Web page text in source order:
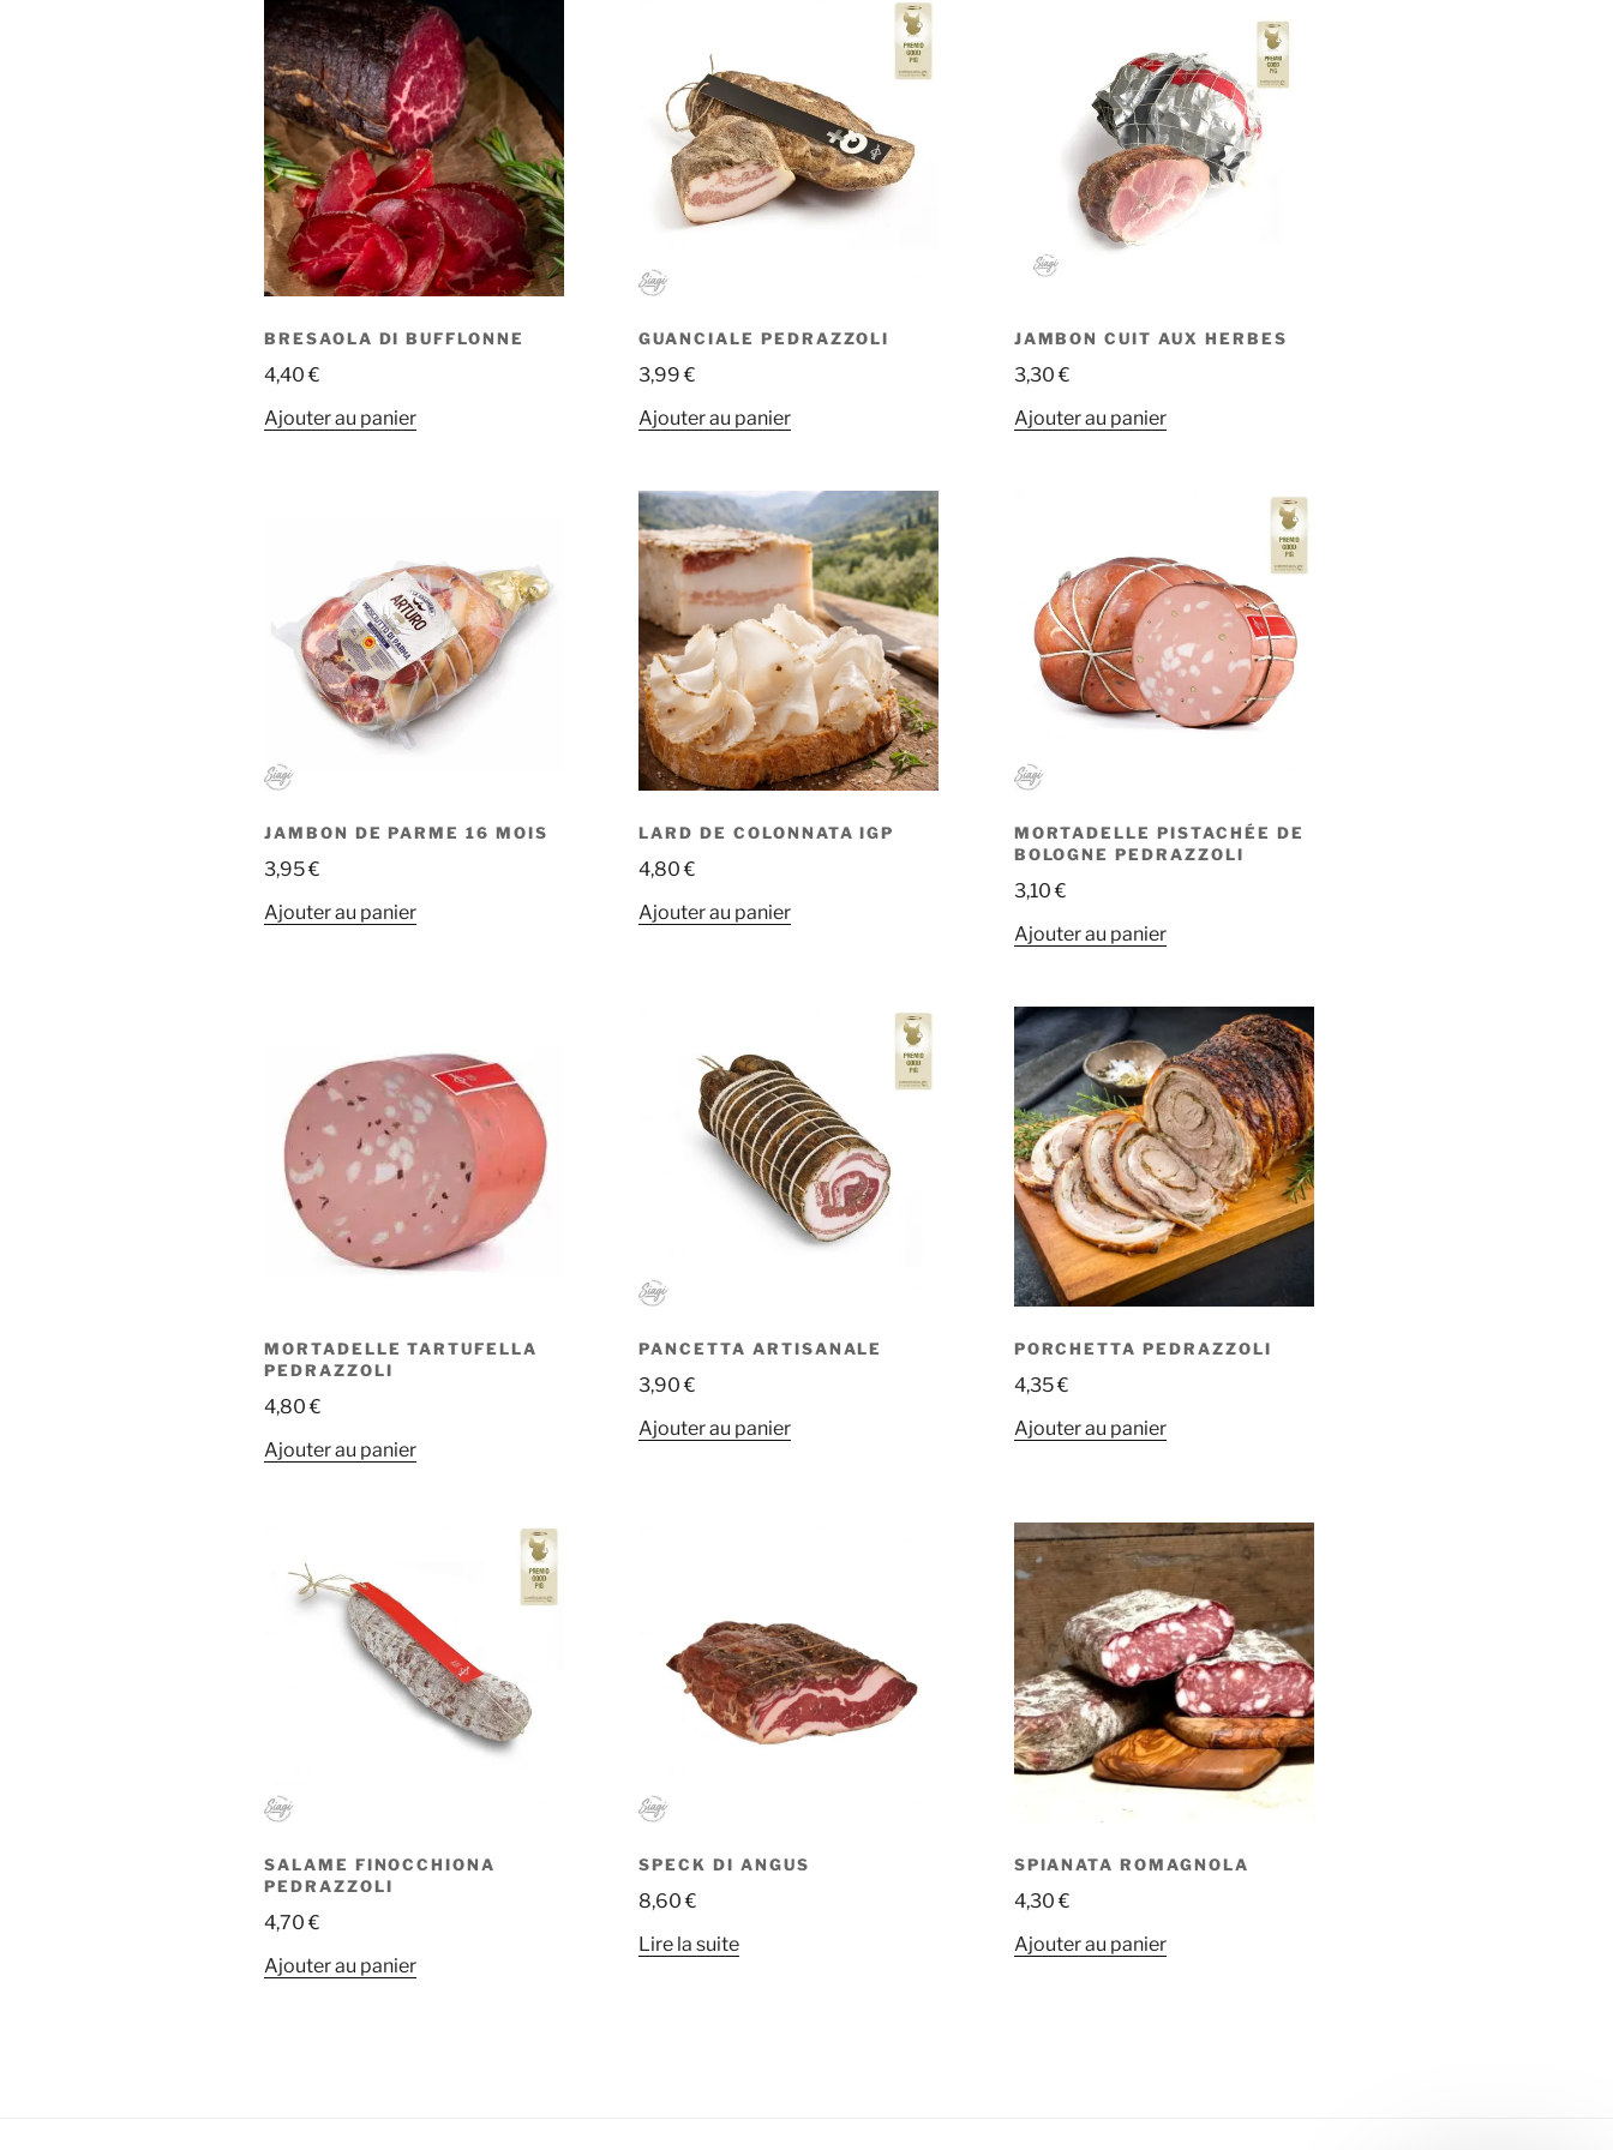
BRESAOLA DI BUFFLONNE
4,40€
Ajouter au panier
GUANCIALE PEDRAZZOLI
3,99€
Ajouter au panier
JAMBON CUIT AUX HERBES
3,30€
Ajouter au panier
JAMBON DE PARME 16 MOIS
3,95€
Ajouter au panier
LARD DE COLONNATA IGP
4,80€
Ajouter au panier
MORTADELLE PISTACHÉE DE
BOLOGNE PEDRAZZOLI
3,10€
Ajouter au panier
MORTADELLE TARTUFELLA
PEDRAZZOLI
4,80€
Ajouter au panier
PANCETTA ARTISANALE
3,90€
Ajouter au panier
PORCHETTA PEDRAZZOLI
4,35€
Ajouter au panier
SALAME FINOCCHIONA
PEDRAZZOLI
4,70€
Ajouter au panier
SPECK DI ANGUS
8,60€
Lire la suite
SPIANATA ROMAGNOLA
4,30€
Ajouter au panier